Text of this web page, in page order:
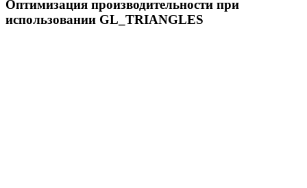
Оптимизация производительности при
использовании GL_TRIANGLES